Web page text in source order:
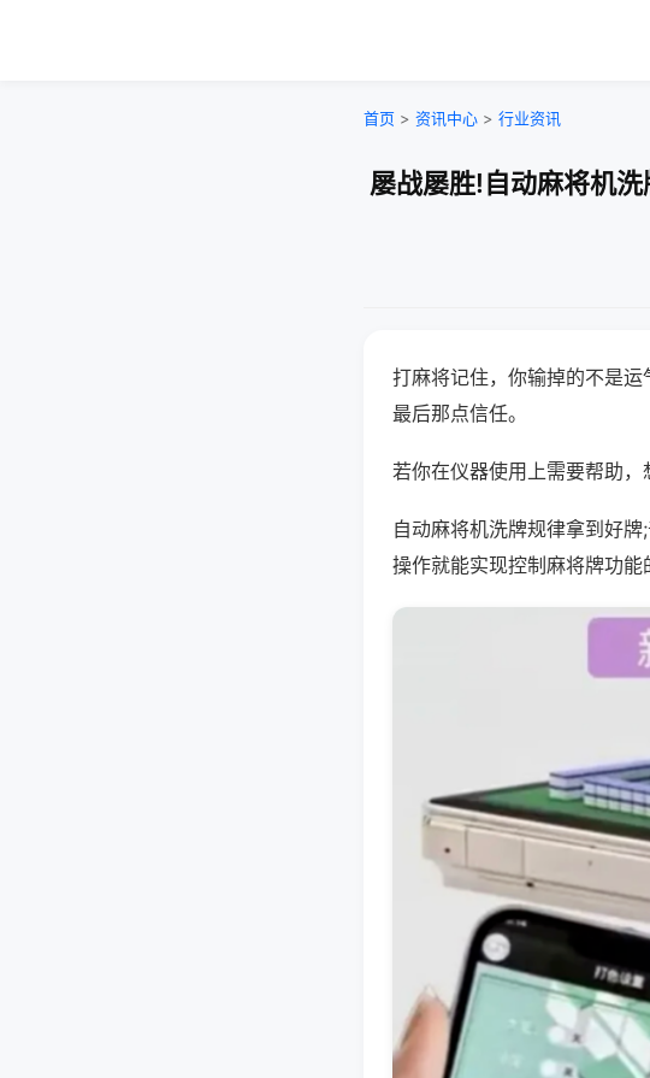
首页 > 资讯中心 > 行业资讯
屡战屡胜!自动麻将机
打麻将记住，你输掉的不是
最后那点信任。
若你在仪器使用上需要帮助
自动麻将机洗牌规律拿到好
操作就能实现控制麻将牌功能